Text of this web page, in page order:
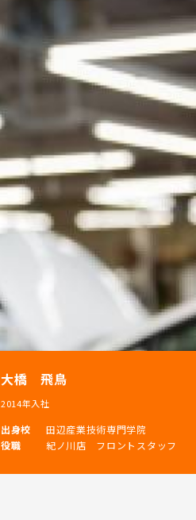
大橋 飛鳥
2014年入社
出身校
田辺産業技術専門学院
役職
紀ノ川店 フロントスタッフ